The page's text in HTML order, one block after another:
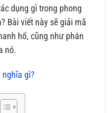
dụng gì trong phong
Bài viết này sẽ giải mã
hổ, cũng như phân
nó.
gì?